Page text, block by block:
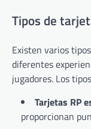
Tipos de
Existen varios
diferentes
jugadores. Los
Tarjetas RP
proporcionan